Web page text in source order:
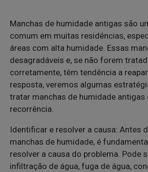
Manchas de humidade antigas são
comum em muitas residências,
áreas com alta humidade. Essas
desagradáveis e, se não forem
corretamente, têm tendência a
resposta, veremos algumas
tratar manchas de humidade antigas
recorrência.
Identificar e resolver a causa: Antes
manchas de humidade, é
resolver a causa do problema. Pode
infiltração de água, fuga de água,